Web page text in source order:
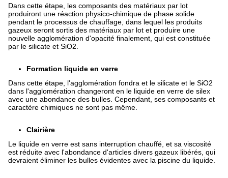
Dans cette étape, les composants des matériaux par lot
produiront une réaction physico-chimique de phase solide
pendant le processus de chauffage, dans lequel les produits
gazeux seront sortis des matériaux par lot et produire une
nouvelle agglomération d'opacité finalement, qui est constituée
par le silicate et SiO2.
Formation liquide en verre
Dans cette étape, l'agglomération fondra et le silicate et le SiO2
dans l'agglomération changeront en le liquide en verre de silex
avec une abondance des bulles. Cependant, ses composants et
caractère chimiques ne sont pas même.
Clairière
Le liquide en verre est sans interruption chauffé, et sa viscosité
est réduite avec l'abondance d'articles divers gazeux libérés, qui
devraient éliminer les bulles évidentes avec la piscine du liquide.